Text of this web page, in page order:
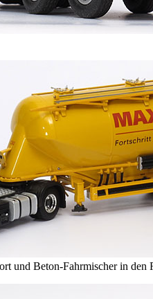
und Beton-Fahrmischer in den